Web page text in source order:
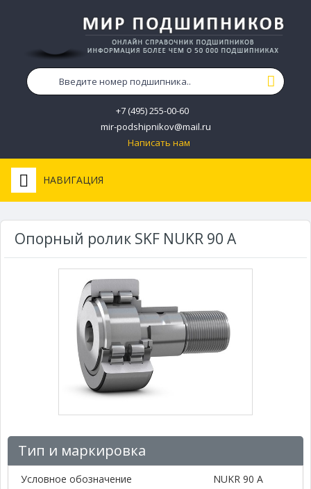
+7 (495) 255-00-60
mir-podshipnikov@mail.ru
Написать нам
НАВИГАЦИЯ
Опорный ролик SKF NUKR 90 A
Тип и маркировка
Условное обозначение NUKR 90 A